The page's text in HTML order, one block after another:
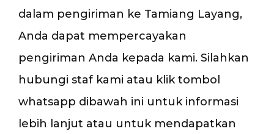
dalam pengiriman ke Tamiang Layang,
Anda dapat mempercayakan
pengiriman Anda kepada kami. Silahkan
hubungi staf kami atau klik tombol
whatsapp dibawah ini untuk informasi
lebih lanjut atau untuk mendapatkan